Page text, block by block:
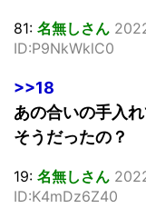
81: 名無しさん
ID:P9NkWklC0
>>18
あの合いの手入
そうだったの？
19: 名無しさん
ID:K4mDz6Z40